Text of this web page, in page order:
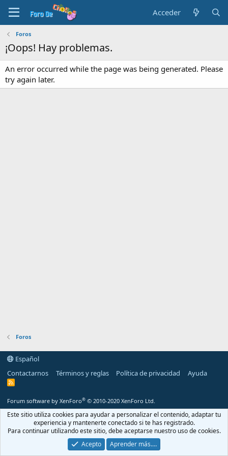
Acceder
Foros
¡Oops! Hay problemas.
An error occurred while the page was being generated. Please
try again later.
Foros
Español
Contactarnos
Términos y reglas Política de privacidad Ayuda
R
Forum software by XenForo® © 2010-2020 XenForo Ltd.
Este sitio utiliza cookies para ayudar a personalizar el contenido, adaptar tu
experiencia y mantenerte conectado si te has registrado.
Para continuar utilizando este sitio, debe aceptarse nuestro uso de cookies.
Acepto
Aprender más.…